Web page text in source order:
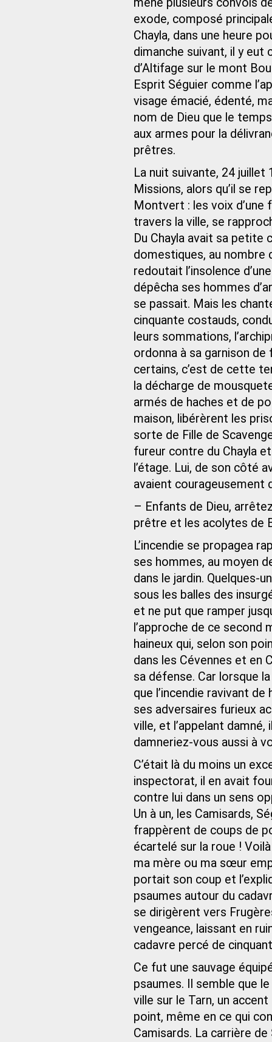
exode, composé
Chayla, dans une heure
dimanche suivant, il y
d’Altifage sur le mont
Esprit Séguier comme
visage émacié, édenté,
nom de Dieu que le
aux armes pour la
prêtres.
La nuit suivante, 24 juillet
Missions, alors qu’il se
Montvert : les voix d’une
travers la ville, se
Du Chayla avait sa
domestiques, au nombre
redoutait l’insolence
dépêcha ses hommes
se passait. Mais les
cinquante costauds,
leurs sommations,
ordonna à sa garnison de
certains, c’est de cette
la décharge de
armés de haches et de
maison, libérèrent les
sorte de Fille de
fureur contre du Chayla
l’étage. Lui, de son côté
avaient courageusement
– Enfants de Dieu,
prêtre et les acolytes de
L’incendie se propagea
ses hommes, au moyen
dans le jardin. Quelques-
sous les balles des
et ne put que ramper
l’approche de ce
haineux qui, selon son
dans les Cévennes et en
sa défense. Car lorsque
que l’incendie ravivant
ses adversaires furieux
ville, et l’appelant
damneriez-vous aussi à
C’était là du moins un
inspectorat, il en avait
contre lui dans un sens
Un à un, les Camisards,
frappèrent de coups de
écartelé sur la roue !
ma mère ou ma sœur
portait son coup et
psaumes autour du
se dirigèrent vers
vengeance, laissant en
cadavre percé de
Ce fut une sauvage
psaumes. Il semble que
ville sur le Tarn, un
point, même en ce qui
Camisards. La carrière